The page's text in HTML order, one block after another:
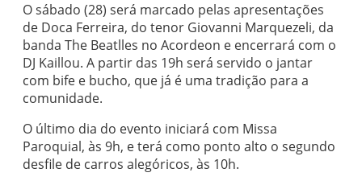
O sábado (28) será marcado pelas apresentações
de Doca Ferreira, do tenor Giovanni Marquezeli, da
banda The Beatlles no Acordeon e encerrará com o
DJ Kaillou. A partir das 19h será servido o jantar
com bife e bucho, que já é uma tradição para a
comunidade.
O último dia do evento iniciará com Missa
Paroquial, às 9h, e terá como ponto alto o segundo
desfile de carros alegóricos, às 10h.